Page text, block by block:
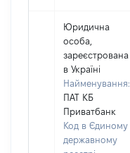
Юридична
особа,
зареєстрована
в Україні
Найменування:
ПАТ КБ
Приватбанк
Код в Єдиному
державному